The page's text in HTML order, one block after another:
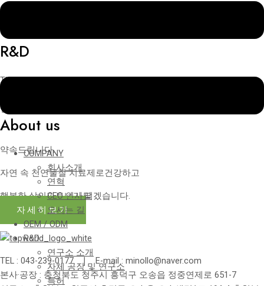
COMPANY
회사소개
연혁
CEO 인사말
오시는 길
OEM / ODM
R&D
연구소 소개
자체 공장 및 연구소
특허
R&D
The natural power of nature, in it,
연구소 소개
About us
약속드립니다.
자연 속 천연물질 치료제로건강하고
행복한 삶의파트너가 되겠습니다.
자세히보기
TEL : 043-239-0177 ❘ E-mail : minollo@naver.com
본사·공장 : 충청북도 청주시 흥덕구 오송읍 정중연제로 651-7